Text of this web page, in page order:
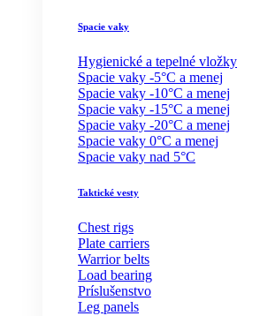
Spacie vaky
Hygienické a tepelné vložky
Spacie vaky -5°C a menej
Spacie vaky -10°C a menej
Spacie vaky -15°C a menej
Spacie vaky -20°C a menej
Spacie vaky 0°C a menej
Spacie vaky nad 5°C
Taktické vesty
Chest rigs
Plate carriers
Warrior belts
Load bearing
Príslušenstvo
Leg panels